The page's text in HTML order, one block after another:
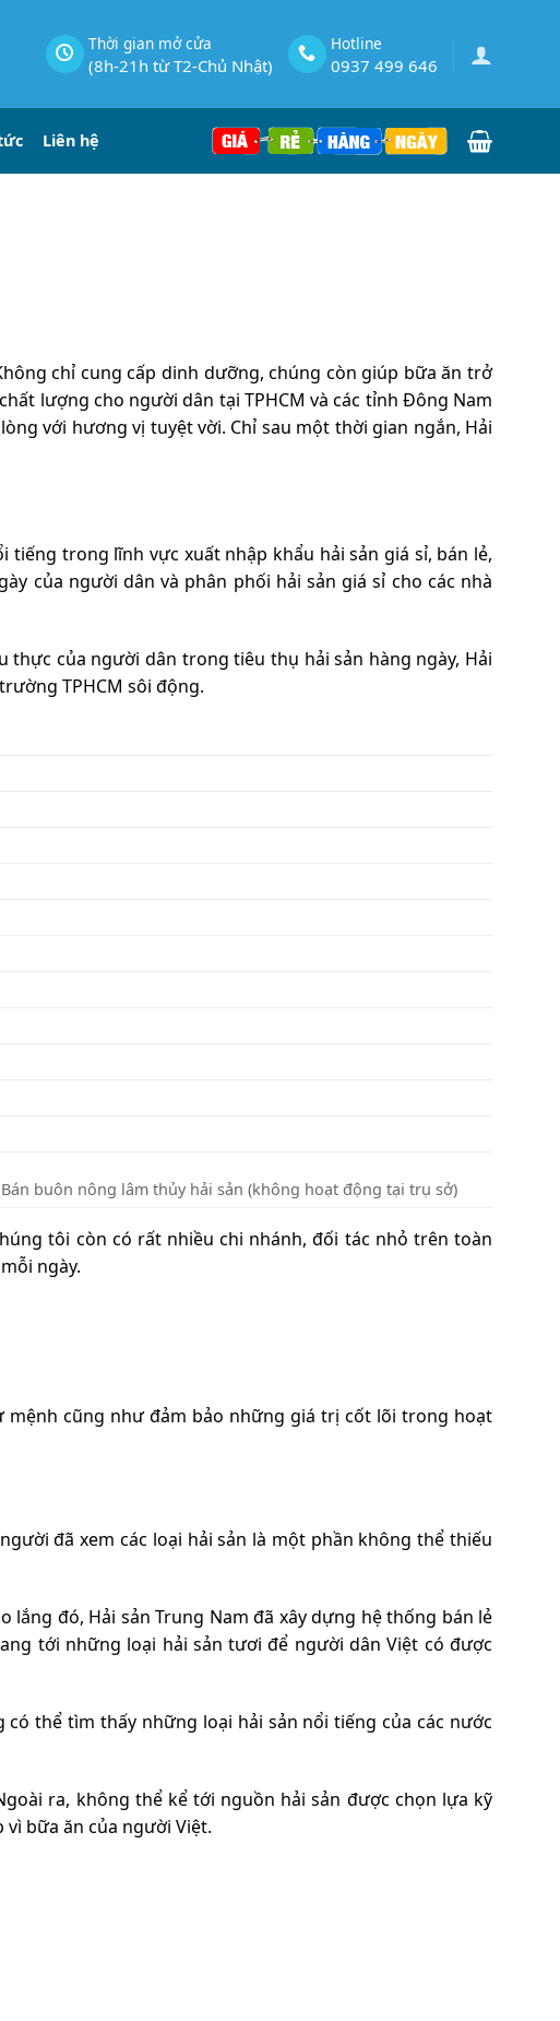
Thời gian mở cửa
(8h-21h từ T2-Chủ Nhật)
Hotline
0937 499 646
Liên hệ
chỉ cung cấp dinh dưỡng, chúng còn giúp bữa ăn trở
lượng cho người dân tại TPHCM và các tỉnh Đông Nam
với hương vị tuyệt vời. Chỉ sau một thời gian ngắn, Hải
tiếng trong lĩnh vực xuất nhập khẩu hải sản giá sỉ, bán lẻ,
của người dân và phân phối hải sản giá sỉ cho các nhà
thực của người dân trong tiêu thụ hải sản hàng ngày, Hải
TPHCM sôi động.
buôn nông lâm thủy hải sản (không hoạt động tại trụ sở)
tôi còn có rất nhiều chi nhánh, đối tác nhỏ trên toàn
ngày.
mệnh cũng như đảm bảo những giá trị cốt lõi trong hoạt
đã xem các loại hải sản là một phần không thể thiếu
đó, Hải sản Trung Nam đã xây dựng hệ thống bán lẻ
tới những loại hải sản tươi để người dân Việt có được
thể tìm thấy những loại hải sản nổi tiếng của các nước
ra, không thể kể tới nguồn hải sản được chọn lựa kỹ
bữa ăn của người Việt.